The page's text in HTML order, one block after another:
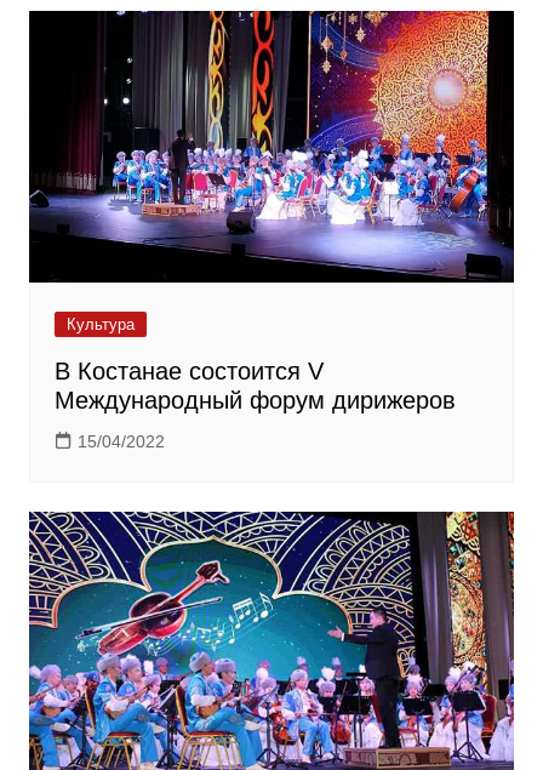
Культура
В Костанае состоится V
Международный форум дирижеров
15/04/2022